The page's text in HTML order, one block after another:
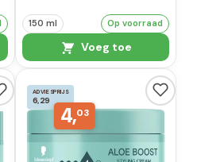
150 ml Op voorraad
Voeg toe
ADVIESPRIJS
6,29
4,03